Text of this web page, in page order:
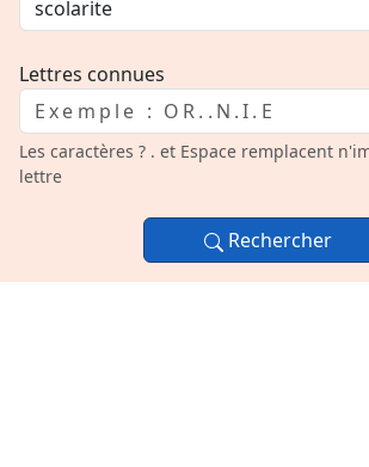
Lettres connues
Les caractères ? . et Espace remplacent
lettre
Rechercher